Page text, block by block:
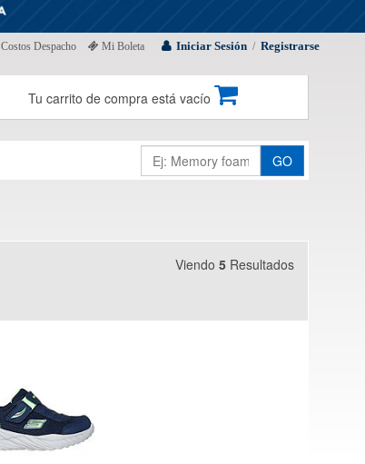
Iniciar Sesión / Registrarse
Costos Despacho Mi Boleta
Tu carrito de compra está vacío
GO
Viendo 5 Resultados